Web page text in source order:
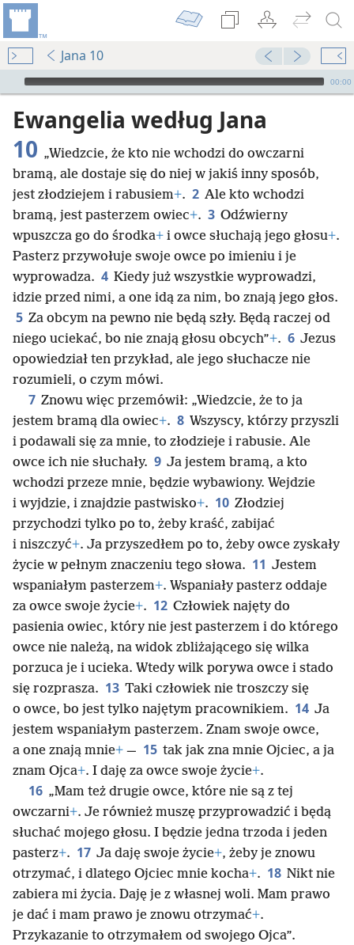
Jana 10
Audio Player
00:00
Ewangelia według Jana
10 „Wiedzcie, że kto nie wchodzi do owczarni
bramą, ale dostaje się do niej w jakiś inny sposób,
jest złodziejem i rabusiem+. 2 Ale kto wchodzi
bramą, jest pasterzem owiec+. 3 Odźwierny
wpuszcza go do środka+ i owce słuchają jego głosu+.
Pasterz przywołuje swoje owce po imieniu i je
wyprowadza. 4 Kiedy już wszystkie wyprowadzi,
idzie przed nimi, a one idą za nim, bo znają jego głos.
5 Za obcym na pewno nie będą szły. Będą raczej od
niego uciekać, bo nie znają głosu obcych”+. 6 Jezus
opowiedział ten przykład, ale jego słuchacze nie
rozumieli, o czym mówi.
7 Znowu więc przemówił: „Wiedzcie, że to ja
jestem bramą dla owiec+. 8 Wszyscy, którzy przyszli
i podawali się za mnie, to złodzieje i rabusie. Ale
owce ich nie słuchały. 9 Ja jestem bramą, a kto
wchodzi przeze mnie, będzie wybawiony. Wejdzie
i wyjdzie, i znajdzie pastwisko+. 10 Złodziej
przychodzi tylko po to, żeby kraść, zabijać
i niszczyć+. Ja przyszedłem po to, żeby owce zyskały
życie w pełnym znaczeniu tego słowa. 11 Jestem
wspaniałym pasterzem+. Wspaniały pasterz oddaje
za owce swoje życie+. 12 Człowiek najęty do
pasienia owiec, który nie jest pasterzem i do którego
owce nie należą, na widok zbliżającego się wilka
porzuca je i ucieka. Wtedy wilk porywa owce i stado
się rozprasza. 13 Taki człowiek nie troszczy się
o owce, bo jest tylko najętym pracownikiem. 14 Ja
jestem wspaniałym pasterzem. Znam swoje owce,
a one znają mnie+ — 15 tak jak zna mnie Ojciec, a ja
znam Ojca+. I daję za owce swoje życie+.
16 „Mam też drugie owce, które nie są z tej
owczarni+. Je również muszę przyprowadzić i będą
słuchać mojego głosu. I będzie jedna trzoda i jeden
pasterz+. 17 Ja daję swoje życie+, żeby je znowu
otrzymać, i dlatego Ojciec mnie kocha+. 18 Nikt nie
zabiera mi życia. Daję je z własnej woli. Mam prawo
je dać i mam prawo je znowu otrzymać+.
Przykazanie to otrzymałem od swojego Ojca”.